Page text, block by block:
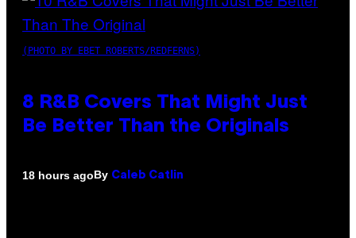
(PHOTO BY EBET ROBERTS/REDFERNS)
8 R&B Covers That Might Just
Be Better Than the Originals
18 hours agoBy Caleb Catlin